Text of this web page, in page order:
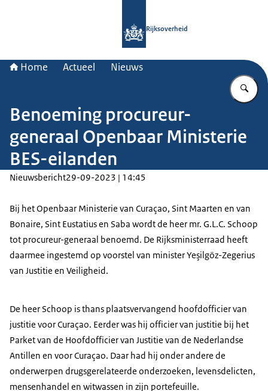
Rijksoverheid
Home Actueel Nieuws
Benoeming procureur-
generaal Openbaar Ministerie
BES-eilanden
Nieuwsbericht29-09-2023 | 14:45
Bij het Openbaar Ministerie van Curaçao, Sint Maarten en van
Bonaire, Sint Eustatius en Saba wordt de heer mr. G.L.C. Schoop
tot procureur-generaal benoemd. De Rijksministerraad heeft
daarmee ingestemd op voorstel van minister Yeşilgöz-Zegerius
van Justitie en Veiligheid.
De heer Schoop is thans plaatsvervangend hoofdofficier van
justitie voor Curaçao. Eerder was hij officier van justitie bij het
Parket van de Hoofdofficier van Justitie van de Nederlandse
Antillen en voor Curaçao. Daar had hij onder andere de
onderwerpen drugsgerelateerde onderzoeken, levensdelicten,
mensenhandel en witwassen in zijn portefeuille.